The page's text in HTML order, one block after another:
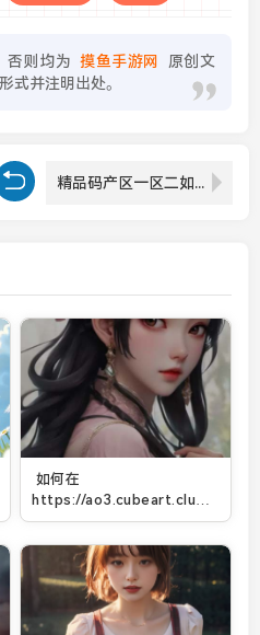
否则均为 摸鱼手游网
原创文
式并注明出处。
精品码产区一区二如何影响产品质量和市场需求？消费者如何挑选精品产区的高品质商品？
如何在
https://ao3.cubeart.club/
创作并加入活跃社区：一个
新手创作者的全方位指南